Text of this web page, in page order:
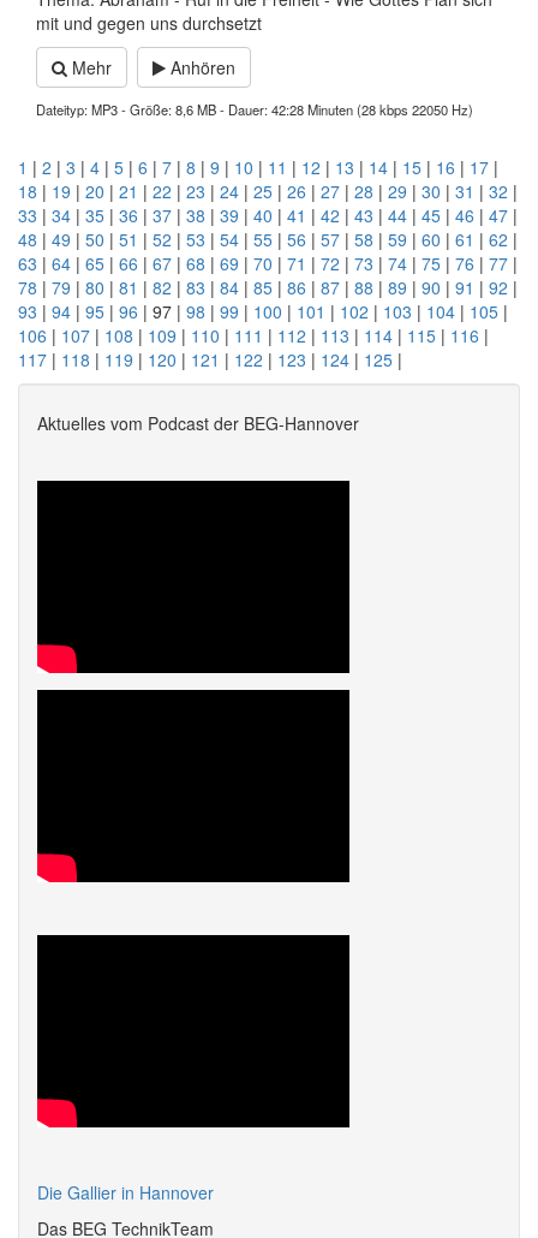
mit und gegen uns durchsetzt
Mehr
Anhören
Dateityp: MP3 - Größe: 8,6 MB - Dauer: 42:28 Minuten (28 kbps 22050 Hz)
1 | 2 | 3 | 4 | 5 | 6 | 7 | 8 | 9 | 10 | 11 | 12 | 13 | 14 | 15 | 16 | 17 |
18 | 19 | 20 | 21 | 22 | 23 | 24 | 25 | 26 | 27 | 28 | 29 | 30 | 31 | 32 |
33 | 34 | 35 | 36 | 37 | 38 | 39 | 40 | 41 | 42 | 43 | 44 | 45 | 46 | 47 |
48 | 49 | 50 | 51 | 52 | 53 | 54 | 55 | 56 | 57 | 58 | 59 | 60 | 61 | 62 |
63 | 64 | 65 | 66 | 67 | 68 | 69 | 70 | 71 | 72 | 73 | 74 | 75 | 76 | 77 |
78 | 79 | 80 | 81 | 82 | 83 | 84 | 85 | 86 | 87 | 88 | 89 | 90 | 91 | 92 |
93 | 94 | 95 | 96 | 97 | 98 | 99 | 100 | 101 | 102 | 103 | 104 | 105 |
106 | 107 | 108 | 109 | 110 | 111 | 112 | 113 | 114 | 115 | 116 |
117 | 118 | 119 | 120 | 121 | 122 | 123 | 124 | 125 |
Aktuelles vom Podcast der BEG-Hannover
Die Gallier in Hannover
Das BEG TechnikTeam